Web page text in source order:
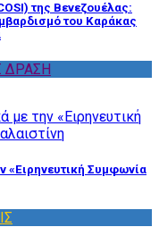
της Βενεζουέλας:
του Καράκας
ΔΡΑΣΗ
«Ειρηνευτική Συμφωνία